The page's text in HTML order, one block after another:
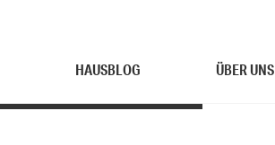
HAUSBLOG ÜBER UNS